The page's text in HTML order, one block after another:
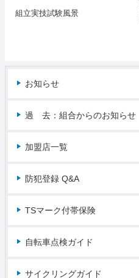
組立実技試験風景
お知らせ
過 去：組合からのお知らせ
加盟店一覧
防犯登録 Q&A
TSマーク付帯保険
自転車点検ガイド
サイクリングガイド